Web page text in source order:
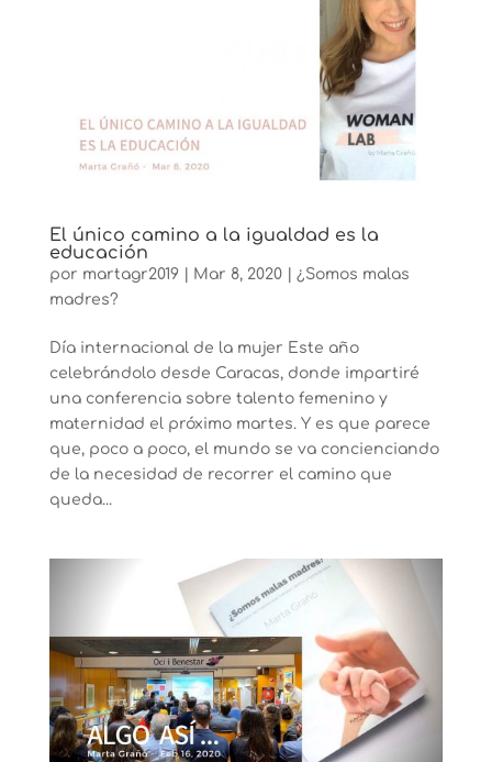
El único camino a la igualdad es la
educación
por martagr2019| Mar 8, 2020| ¿Somos malas
madres?
Día internacional de la mujer Este año
celebrándolo desde Caracas, donde impartiré
una conferencia sobre talento femenino y
maternidad el próximo martes. Y es que parece
que, poco a poco, el mundo se va concienciando
de la necesidad de recorrer el camino que
queda...